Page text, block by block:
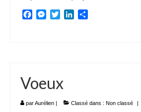
Facebook
Messenger
TwitterLinkedIn
Voeux
parAurélien | Classé dans : Non classé |